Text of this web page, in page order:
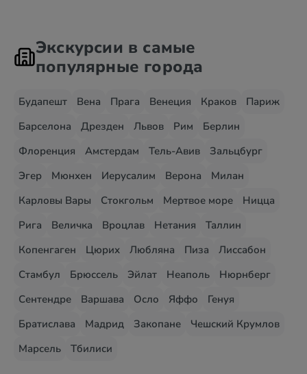
Экскурсии в самые
популярные города
Будапешт Вена Прага Венеция Краков
Париж
Барселона
Дрезден Львов Рим
Берлин
Флоренция
Амстердам Тель-Авив
Зальцбург
Эгер
Мюнхен Иерусалим Верона
Милан
Карловы Вары
Стокгольм Мертвое море
Ницца
Рига
Величка Вроцлав Нетания
Таллин
Копенгаген
Цюрих Любляна Пиза
Лиссабон
Стамбул
Брюссель Эйлат Неаполь
Нюрнберг
Сентендре
Варшава Осло Яффо
Генуя
Братислава
Мадрид Закопане
Чешский Крумлов
Марсель
Тбилиси